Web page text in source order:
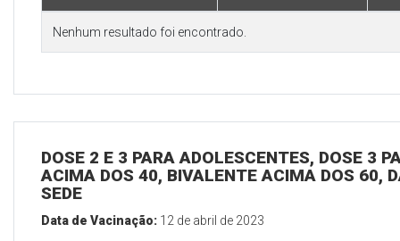
Nenhum resultado foi encontrado.
DOSE 2 E 3 PARA ADOLESCENTES, DOSE 3
ACIMA DOS 40, BIVALENTE ACIMA DOS 60,
SEDE
Data de Vacinação: 12 de abril de 2023